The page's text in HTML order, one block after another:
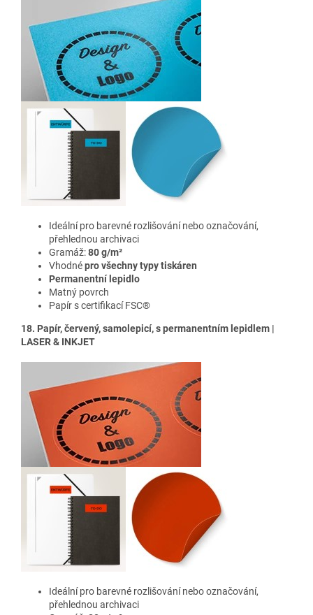
Ideální pro barevné rozlišování nebo označování,
přehlednou archivaci
Gramáž:80 g/m²
Vhodnépro všechny typy tiskáren
Permanentní lepidlo
Matný povrch
Papír s certifikací FSC®
18. Papír, červený, samolepicí, s permanentním lepidlem |
LASER & INKJET
Ideální pro barevné rozlišování nebo označování,
přehlednou archivaci